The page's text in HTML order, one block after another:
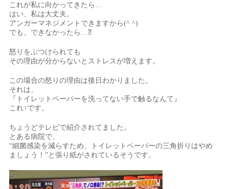
これが私に向かってきたら…
はい、私は大丈夫。
アンガーマネジメントできますから(^ ^)
でも、できなかったら…⁈
怒りをぶつけられても
その理由が分からないとストレスが増えます。
この場合の怒りの理由は後日わかりました。
それは、
『トイレットペーパーを洗ってない手で触るなんて』
これ↑です。
ちょうどテレビで紹介されてました。
とある病院で、
“細菌感染を減らすため、トイレットペーパーの三角折りはやめ
ましょう！”と張り紙がされているそうです。